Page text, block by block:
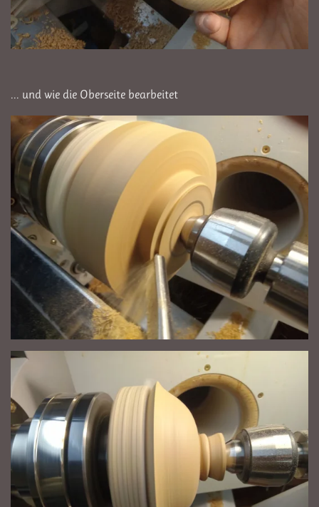
... und wie die Oberseite bearbeitet